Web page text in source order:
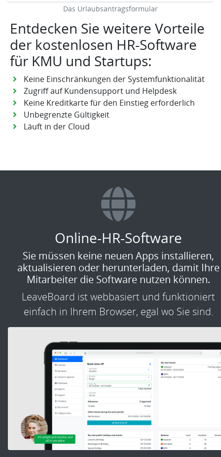
Das Urlaubsantragsformular
Entdecken Sie weitere Vorteile
der kostenlosen HR-Software
für KMU und Startups:
Keine Einschränkungen der Systemfunktionalität
Zugriff auf Kundensupport und Helpdesk
Keine Kreditkarte für den Einstieg erforderlich
Unbegrenzte Gültigkeit
Läuft in der Cloud
Online-HR-Software
Sie müssen keine neuen Apps installieren,
aktualisieren oder herunterladen, damit Ihre
Mitarbeiter die Software nutzen können.
LeaveBoard ist webbasiert und funktioniert
einfach in Ihrem Browser, egal wo Sie sind.